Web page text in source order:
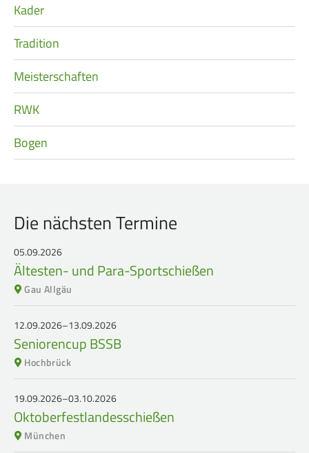
Kader
Tradition
Meisterschaften
RWK
Bogen
Die nächsten Termine
05.09.2026
Ältesten- und Para-Sportschießen
Gau Allgäu
12.09.2026–13.09.2026
Seniorencup BSSB
Hochbrück
19.09.2026–03.10.2026
Oktoberfestlandesschießen
München